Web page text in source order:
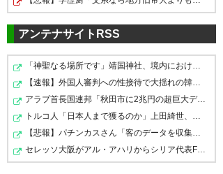
— ぐい (kofu_bay)2018, 1月 17
ドゥドゥのコメントも泣かせる
な…福岡でもケガに負けずに頑
張ってほしいな。
— ドルアーガ (dru_a_gazap59)
使うのかな。
— hal5100 (hal5100)2018, 1月
17
福岡に甲府FWドゥドゥ加入、
W・ポッピとの契約は解除
え、寂しいね。
— 円盤人 (enbanjin)2018, 1月
17
さみしいなあ ドゥドゥにはいっ
ぱい助けられた ドゥドゥ出して
アンテナサイトRSS
「神聖なる場所です」靖国神社、境内におけるコスプレや…
【速報】外国人審判への性接待で大揺れの韓国サッカー界…
アラブ首長国連邦「秋田市に2兆円の超巨大データセンター…
トルコ人「日本人まで獲るのか」上田綺世、トルコ名門が…
【悲報】パチンカスさん「客のデータを収集し出玉を全て…
セレッソ大阪がアル・アハリからシリア代表FWパブロ・サ…